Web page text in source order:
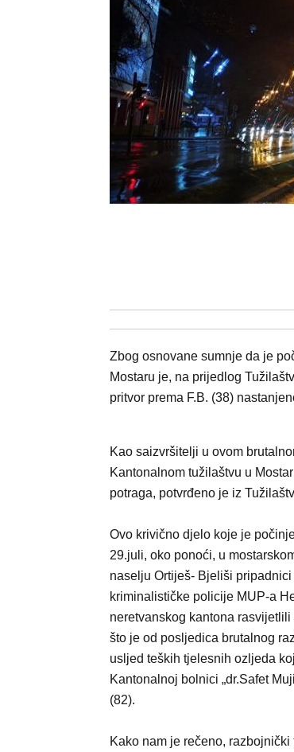
Zbog osnovane sumnje da je
Mostaru je, na prijedlog
pritvor prema F.B. (38)
Kao saizvršitelji u ovom
Kantonalnom tužilaštvu u
potraga, potvrđeno je iz
Ovo krivično djelo koje je
29.juli, oko ponoći, u
naselju Ortiješ- Bjeliši pripadnici
kriminalističke policije MUP-a
neretvanskog kantona
što je od posljedica brutalnog
usljed teških tjelesnih ozljeda
Kantonalnoj bolnici „dr.Safet
(82).
Kako nam je rečeno,